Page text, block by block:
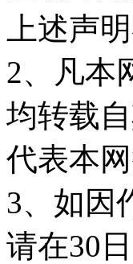
上述声
2、凡本
均转载
代表本
3、如因
请在30